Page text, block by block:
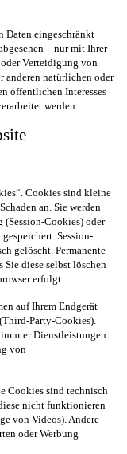
Daten eingeschränkt
– nur mit Ihrer
Verteidigung von
anderen natürlichen oder
öffentlichen Interesses
werden.
Cookies sind kleine
an. Sie werden
(Session-Cookies) oder
Session-
gelöscht. Permanente
diese selbst löschen
erfolgt.
auf Ihrem Endgerät
Party-Cookies).
Dienstleistungen
von
Cookies sind technisch
nicht funktionieren
von Videos). Andere
oder Werbung